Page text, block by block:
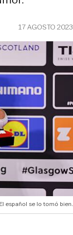
17 AGOSTO 2023
El español se lo tomó bien.